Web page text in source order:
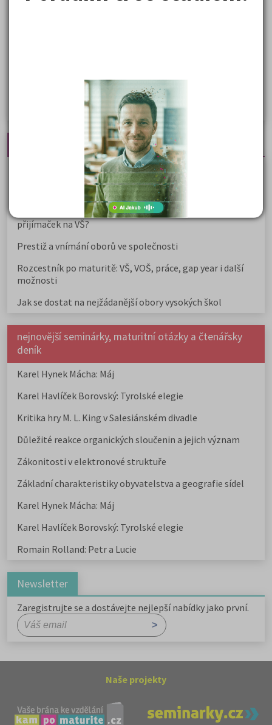
Politologie a mezinár. vztahy
Policejní akademie
Nejčtenější články
Kdy vysoké školy pořádají dny otevřených dveří
Na které fakulty se dostanete bez přijímaček 2026?
Samostudium vs. přípravný kurz: Co opravdu funguje u
přijímaček na VŠ?
Prestiž a vnímání oborů ve společnosti
Rozcestník po maturitě: VŠ, VOŠ, práce, gap year i další
možnosti
Jak se dostat na nejžádanější obory vysokých škol
nejnovější seminárky, maturitní otázky a čtenářsky
deník
Karel Hynek Mácha: Máj
Karel Havlíček Borovský: Tyrolské elegie
Kritika hry M. L. King v Salesiánském divadle
Důležité reakce organických sloučenin a jejich význam
Zákonitosti v elektronové struktuře
Základní charakteristiky obyvatelstva a geografie sídel
Karel Hynek Mácha: Máj
Karel Havlíček Borovský: Tyrolské elegie
Romain Rolland: Petr a Lucie
Newsletter
Zaregistrujte se a dostávejte nejlepší nabídky jako první.
Naše projekty